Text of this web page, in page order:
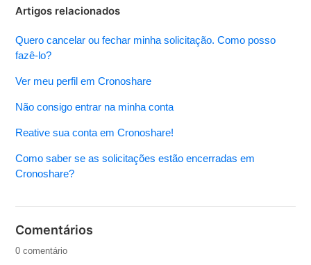
Artigos relacionados
Quero cancelar ou fechar minha solicitação. Como posso
fazê-lo?
Ver meu perfil em Cronoshare
Não consigo entrar na minha conta
Reative sua conta em Cronoshare!
Como saber se as solicitações estão encerradas em
Cronoshare?
Comentários
0 comentário